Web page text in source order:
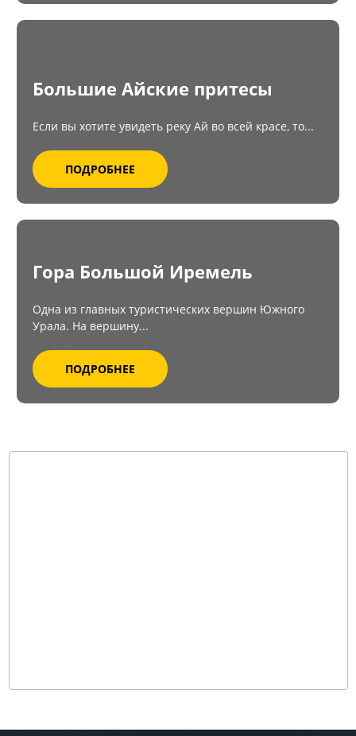
Большие Айские притесы
Если вы хотите увидеть реку Ай во всей красе, то...
ПОДРОБНЕЕ
Гора Большой Иремель
Одна из главных туристических вершин Южного
Урала. На вершину...
ПОДРОБНЕЕ